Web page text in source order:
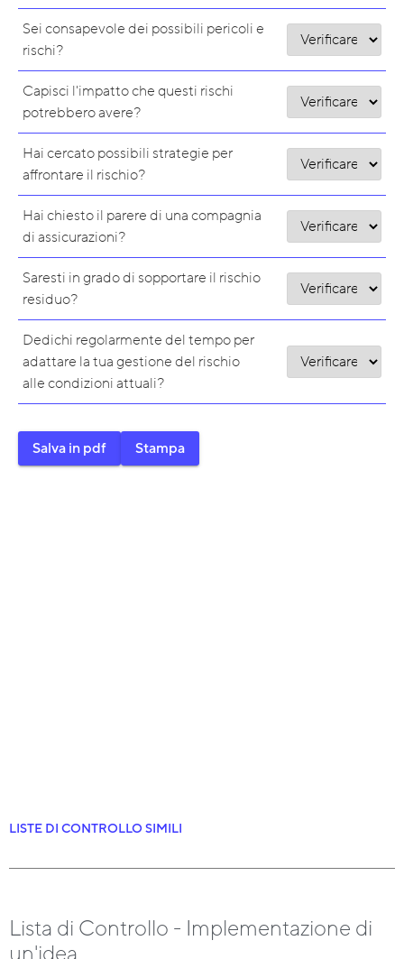
Sei consapevole dei possibili pericoli e
rischi?
Capisci l'impatto che questi rischi
potrebbero avere?
Hai cercato possibili strategie per
affrontare il rischio?
Hai chiesto il parere di una compagnia
di assicurazioni?
Saresti in grado di sopportare il rischio
residuo?
Dedichi regolarmente del tempo per
adattare la tua gestione del rischio
alle condizioni attuali?
Salva in pdf
LISTE DI CONTROLLO SIMILI
Lista di Controllo - Implementazione di